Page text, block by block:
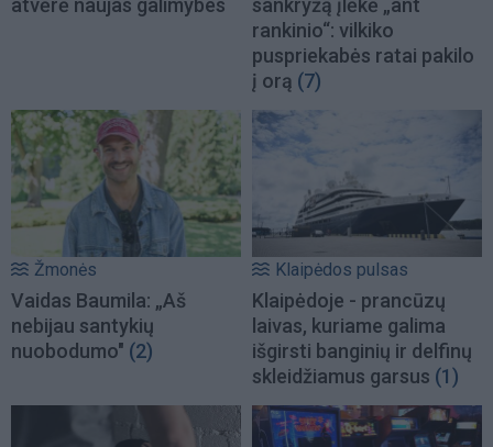
atvėrė naujas galimybes
sankryžą įlėkė „ant
rankinio“: vilkiko
puspriekabės ratai pakilo
į orą (7)
Žmonės
Vaidas Baumila: „Aš
nebijau santykių
nuobodumo" (2)
Klaipėdos pulsas
Klaipėdoje - prancūzų
laivas, kuriame galima
išgirsti banginių ir delfinų
skleidžiamus garsus (1)